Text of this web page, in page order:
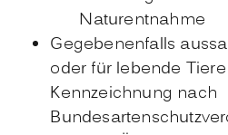
Naturentnahme
Gegebenenfalls
oder für lebende
Kennzeichnung nach